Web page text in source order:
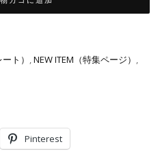
ト） ,NEW ITEM（特集ページ） ,
Pinterest